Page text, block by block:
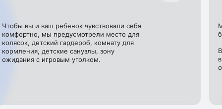
Чтобы вы и ваш ребенок чувствовали себя
комфортно, мы предусмотрели место для
колясок, детский гардероб, комнату для
кормления, детские санузлы, зону
ожидания с игровым уголком.